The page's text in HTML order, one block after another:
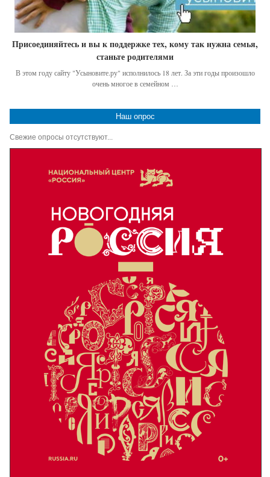
Присоединяйтесь и вы к поддержке тех, кому так нужна семья,
станьте родителями
В этом году сайту "Усыновите.ру" исполнилось 18 лет. За эти годы произошло
очень многое в семейном …
Наш опрос
Свежие опросы отсутствуют...